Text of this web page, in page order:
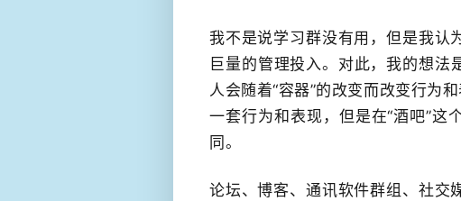
我不是说学习群没有用，但是我认
巨量的​管理投入。对此，我的想法
人会随着“容器”的改变而改变行为
一套行为和表现，但是在“酒吧”这
同。
论坛、博客、通讯软件群组、社交